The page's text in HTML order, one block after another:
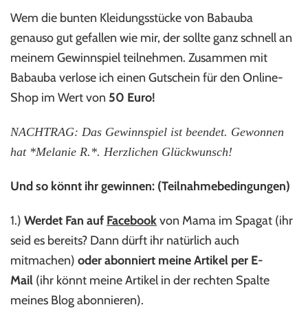
Wem die bunten Kleidungsstücke von Babauba
genauso gut gefallen wie mir, der sollte ganz schnell an
meinem Gewinnspiel teilnehmen. Zusammen mit
Babauba verlose ich einen Gutschein für den Online-
Shop im Wert von 50 Euro!
NACHTRAG: Das Gewinnspiel ist beendet. Gewonnen
hat *Melanie R.*. Herzlichen Glückwunsch!
Und so könnt ihr gewinnen: (Teilnahmebedingungen)
1.) Werdet Fan auf Facebookvon Mama im Spagat (ihr
seid es bereits? Dann dürft ihr natürlich auch
mitmachen) oder abonniert meine Artikel per E-
Mail (ihr könnt meine Artikel in der rechten Spalte
meines Blog abonnieren).